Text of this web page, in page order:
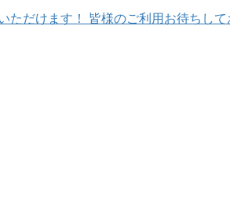
ただけます！ 皆様のご利用お待ちし